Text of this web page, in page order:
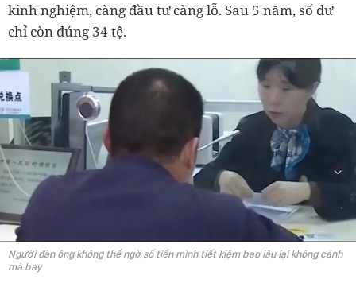
kinh nghiệm, càng đầu tư càng lỗ. Sau 5 năm, số dư
chỉ còn đúng 34 tệ.
Người đàn ông không thể ngờ số tiền mình tiết kiệm bao lâu lại không cánh
mà bay